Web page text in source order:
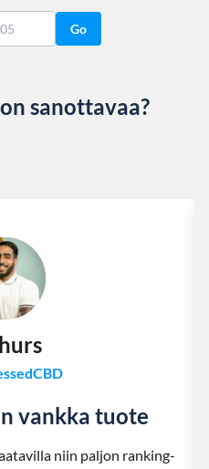
Go
sanottavaa?
vankka tuote
niin paljon ranking-